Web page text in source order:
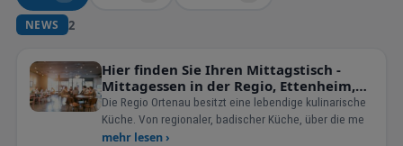
NEWS 2
Hier finden Sie Ihren Mittagstisch -
Mittagessen in der Regio, Ettenheim,
Lahr, Offenburg, Kehl und Achern.
Die Regio Ortenau besitzt eine lebendige kulinarische
Küche. Von regionaler, badischer Küche, über die me
mehr lesen ›